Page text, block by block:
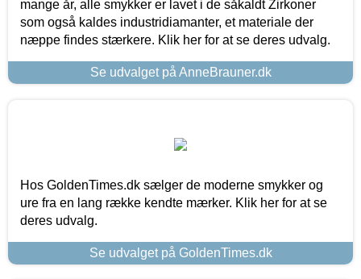
mange år, alle smykker er lavet i de såkaldt Zirkoner
som også kaldes industridiamanter, et materiale der
næppe findes stærkere. Klik her for at se deres udvalg.
Se udvalget på AnneBrauner.dk
Hos GoldenTimes.dk sælger de moderne smykker og
ure fra en lang række kendte mærker. Klik her for at se
deres udvalg.
Se udvalget på GoldenTimes.dk